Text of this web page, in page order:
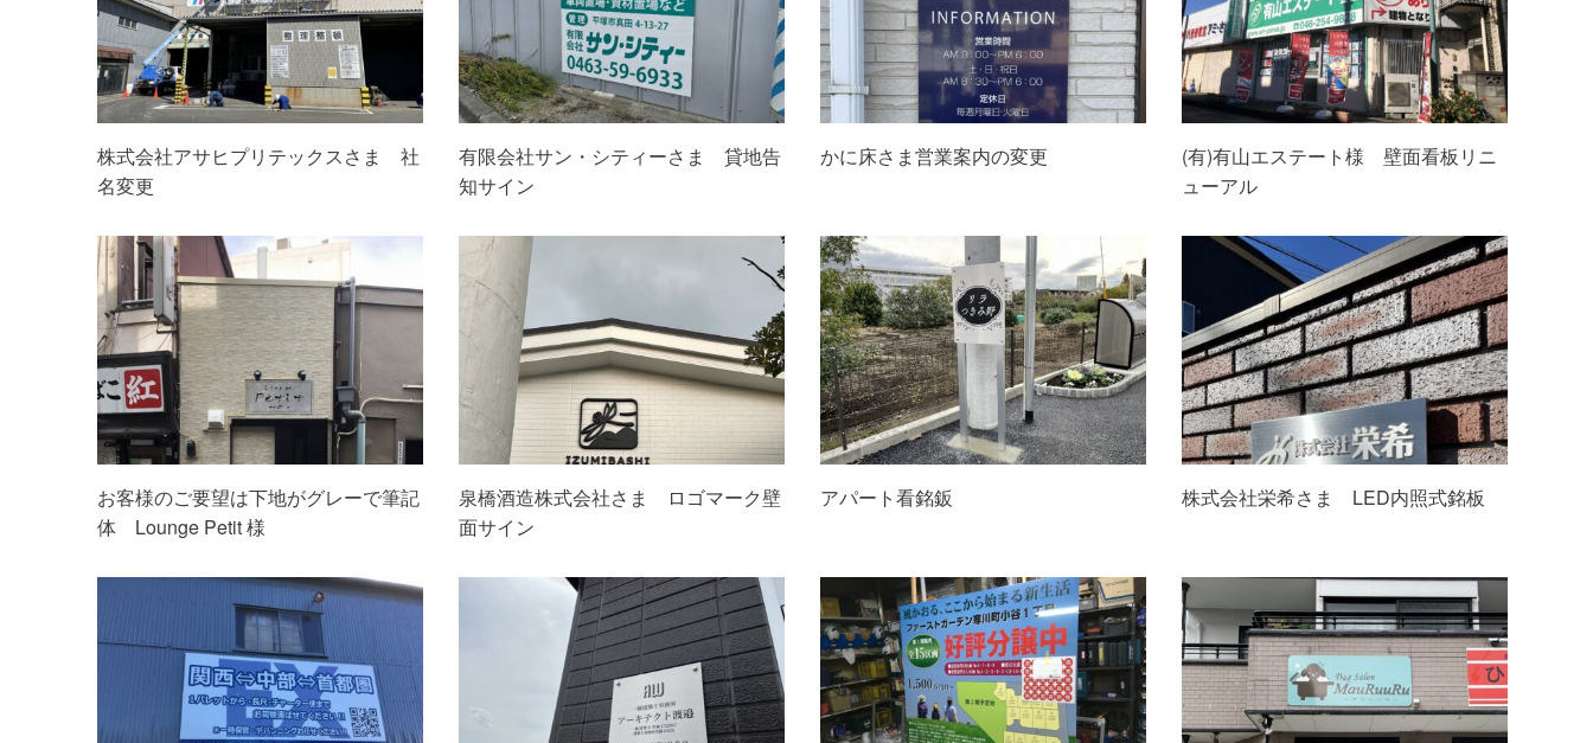
株式会社アサヒプリテックスさま 社
名変更
有限会社サン・シティーさま 貸地告
知サイン
かに床さま営業案内の変更
(有)有山エステート様 壁面看板リニ
ューアル
お客様のご要望は下地がグレーで筆記
体 Lounge Petit 様
泉橋酒造株式会社さま ロゴマーク壁
面サイン
アパート看銘鈑 株式会社栄希さま LED内照式銘板